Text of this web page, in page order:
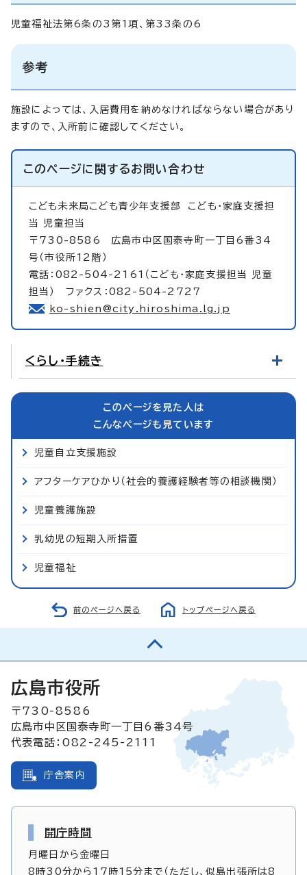
児童福祉法第6条の3第1項、第33条の6
参考
施設によっては、入居費用を納めなければならない場合があり
ますので、入所前に確認してください。
このページに関するお問い合わせ
こども未来局こども青少年支援部 こども・家庭支援担
当 児童担当
〒730-8586 広島市中区国泰寺町一丁目6番34
号（市役所12階）
電話：082-504-2161（こども・家庭支援担当 児童
担当） ファクス：082-504-2727
ko-shien@city.hiroshima.lg.jp
くらし・手続き
このページを見た人は
こんなページも見ています
児童自立支援施設
アフターケアひかり（社会的養護経験者等の相談機関）
児童養護施設
乳幼児の短期入所措置
児童福祉
前のページへ戻る トップページへ戻る
広島市役所
〒730-8586
広島市中区国泰寺町一丁目6番34号
代表電話：082-245-2111
庁舎案内
開庁時間
月曜日から金曜日
8時30分から17時15分まで（ただし、似島出張所は8